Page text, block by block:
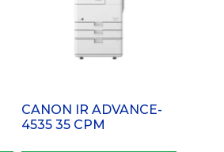
CANON IR ADVANCE-
4535 35 CPM